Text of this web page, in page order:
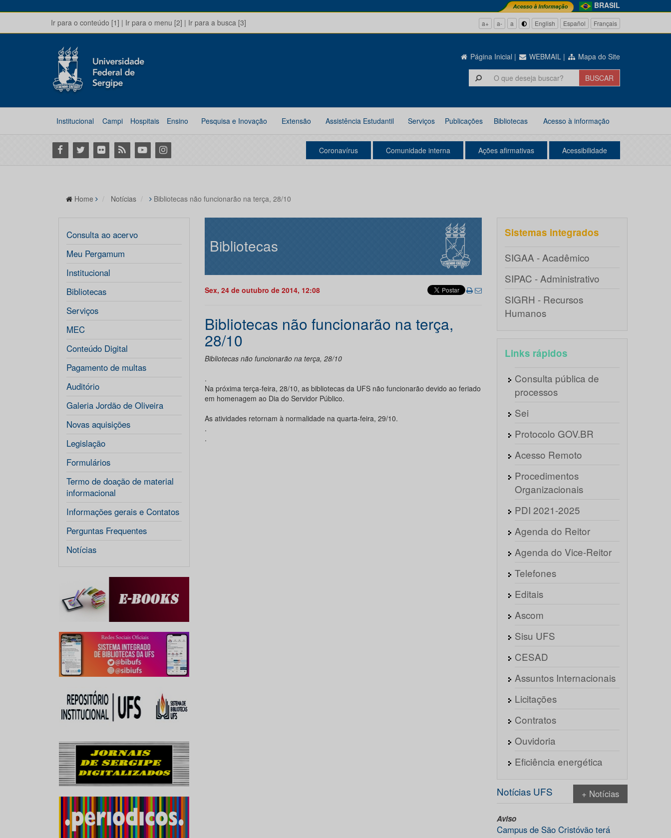
BRASIL
Ir para o conteúdo [1] | Ir para o menu [2] | Ir para a busca [3] a+ a- a English Español Français
Página Inicial | WEBMAIL | Mapa do Site
Institucional Campi Hospitais Ensino Pesquisa e Inovação Extensão Assistência Estudantil Serviços Publicações Bibliotecas Acesso à informação
Facebook
Twitter Flickr RSS YoutubeInstagram Coronavírus Comunidade interna Ações afirmativas Acessibilidade
Home Notícias Bibliotecas não funcionarão na terça, 28/10
Consulta ao acervo
Meu Pergamum
Institucional
Bibliotecas
Serviços
MEC
Conteúdo Digital
Pagamento de multas
Auditório
Galeria Jordão de Oliveira
Novas aquisições
Legislação
Formulários
Termo de doação de material
informacional
Informações gerais e Contatos
Perguntas Frequentes
Notícias
Bibliotecas
Sex, 24 de outubro de 2014, 12:08
Bibliotecas não funcionarão na terça,
28/10
Bibliotecas não funcionarão na terça, 28/10
.
Na próxima terça-feira, 28/10, as bibliotecas da UFS não funcionarão devido ao feriado
em homenagem ao Dia do Servidor Público.
As atividades retornam à normalidade na quarta-feira, 29/10.
.
.
Sistemas integrados
SIGAA - Acadêmico
SIPAC - Administrativo
SIGRH - Recursos
Humanos
Links rápidos
Consulta pública de
processos
Sei
Protocolo GOV.BR
Acesso Remoto
Procedimentos
Organizacionais
PDI 2021-2025
Agenda do Reitor
Agenda do Vice-Reitor
Telefones
Editais
Ascom
Sisu UFS
CESAD
Assuntos Internacionais
Licitações
Contratos
Ouvidoria
Eficiência energética
Notícias UFS + Notícias
Aviso
Campus de São Cristóvão terá